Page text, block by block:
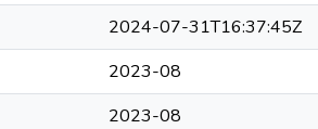
2024-07-31T16:37:45Z
2023-08
2023-08